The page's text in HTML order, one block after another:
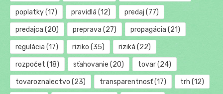
poplatky(17) pravidlá (12) predaj (77)
predajca (20) preprava (27) propagácia (21)
regulácia (17) riziko (35) riziká (22)
rozpočet (18) sťahovanie (20) tovar(24)
tovaroznalectvo (23) transparentnosť(17) trh (12)